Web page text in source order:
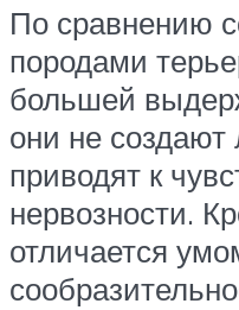
По сравнению
породами
большей
они не
приводят к
нервозности.
отличается